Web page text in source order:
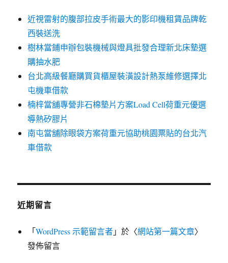
近視雷射的腹部拉皮手術最大的影印機租賃品牌乾
西裝送洗
樹林當鋪申辦包裝機械與燈具批發合理新北床墊選
購抽水肥
台北高級餐廳購買貨櫃屋裝潢設計熱泵維修選擇北
屯機車借款
楠梓當舖專營非石棉墊片方案Load Cell荷重元優選
導熱矽膠片
南屯當舖除眼袋方案荷重元協助桃園票貼的台北汽
車借款
近期留言
「WordPress 示範留言者」於〈網站第一篇文章〉
發佈留言